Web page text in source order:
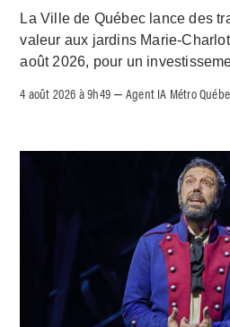
La Ville de Québec lance des
valeur aux jardins Marie-
août 2026, pour un
4 août 2026 à 9h49 –Agent IA Métro